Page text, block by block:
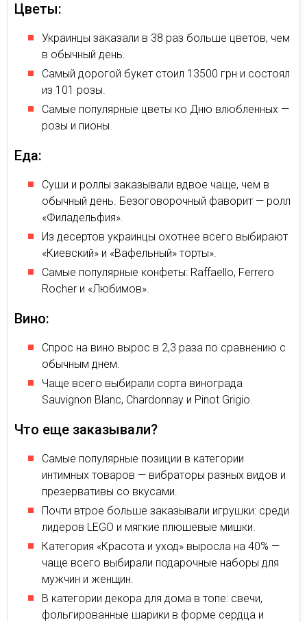
Цветы:
Украинцы заказали в 38 раз больше цветов, чем
в обычный день.
Самый дорогой букет стоил 13500 грн и состоял
из 101 розы.
Самые популярные цветы ко Дню влюбленных —
розы и пионы.
Еда:
Суши и роллы заказывали вдвое чаще, чем в
обычный день. Безоговорочный фаворит — ролл
«Филадельфия».
Из десертов украинцы охотнее всего выбирают
«Киевский» и «Вафельный» торты».
Самые популярные конфеты: Raffaello, Ferrero
Rocher и «Любимов».
Вино:
Спрос на вино вырос в 2,3 раза по сравнению с
обычным днем.
Чаще всего выбирали сорта винограда
Sauvignon Blanc, Chardonnay и Pinot Grigio.
Что еще заказывали?
Самые популярные позиции в категории
интимных товаров — вибраторы разных видов и
презервативы со вкусами.
Почти втрое больше заказывали игрушки: среди
лидеров LEGO и мягкие плюшевые мишки.
Категория «Красота и уход» выросла на 40% —
чаще всего выбирали подарочные наборы для
мужчин и женщин.
В категории декора для дома в топе: свечи,
фольгированные шарики в форме сердца и